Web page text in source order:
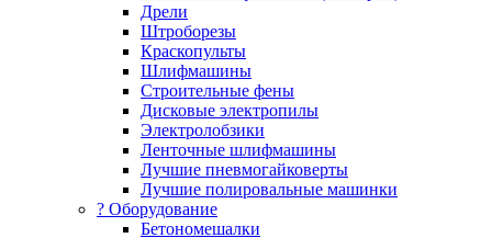
Дрели
Штроборезы
Краскопульты
Шлифмашины
Строительные фены
Дисковые электропилы
Электролобзики
Ленточные шлифмашины
Лучшие пневмогайковерты
Лучшие полировальные машинки
?️ Оборудование
Бетономешалки